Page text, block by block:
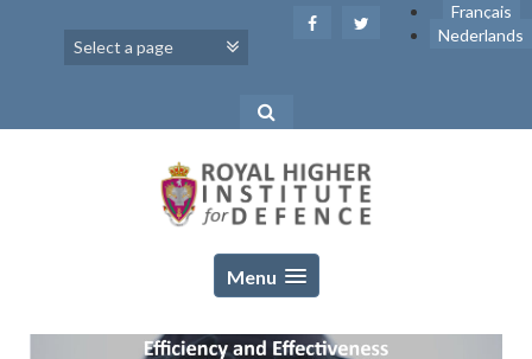
Français
Nederlands
Menu